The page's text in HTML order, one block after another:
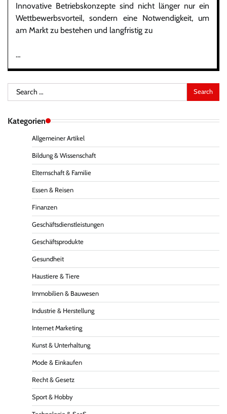
Innovative Betriebskonzepte sind nicht länger nur ein
Wettbewerbsvorteil, sondern eine Notwendigkeit, um
am Markt zu bestehen und langfristig zu
…
Search
for:
Kategorien
Allgemeiner Artikel
Bildung & Wissenschaft
Elternschaft & Familie
Essen & Reisen
Finanzen
Geschäftsdienstleistungen
Geschäftsprodukte
Gesundheit
Haustiere & Tiere
Immobilien & Bauwesen
Industrie & Herstellung
Internet Marketing
Kunst & Unterhaltung
Mode & Einkaufen
Recht & Gesetz
Sport & Hobby